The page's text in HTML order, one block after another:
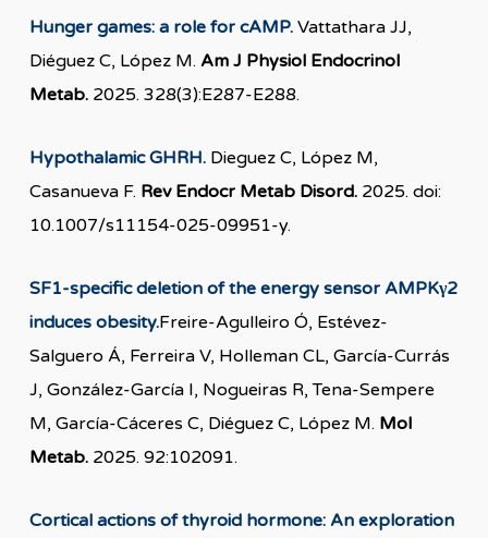
Hunger games: a role for cAMP.Vattathara JJ,
Diéguez C, López M. Am J Physiol Endocrinol
Metab.2025. 328(3):E287-E288.
Hypothalamic GHRH.Dieguez C, López M,
Casanueva F. Rev Endocr Metab Disord.2025. doi:
10.1007/s11154-025-09951-y.
SF1-specific deletion of the energy sensor AMPKγ2
induces obesity.Freire-Agulleiro Ó, Estévez-
Salguero Á, Ferreira V, Holleman CL, García-Currás
J, González-García I, Nogueiras R, Tena-Sempere
M, García-Cáceres C, Diéguez C, López M. Mol
Metab.2025. 92:102091.
Cortical actions of thyroid hormone: An exploration